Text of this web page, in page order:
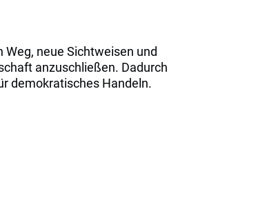
neue Sichtweisen und
anzuschließen. Dadurch
demokratisches Handeln.